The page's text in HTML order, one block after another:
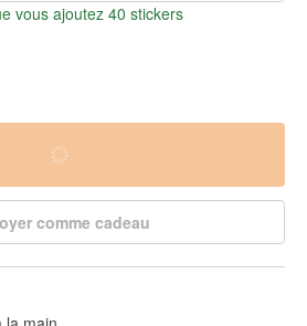
vous ajoutez 40 stickers
comme cadeau